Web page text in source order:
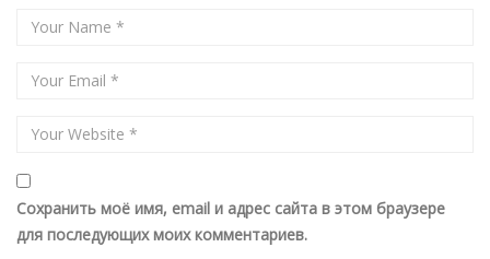
Сохранить моё имя, email и адрес сайта в этом браузере
для последующих моих комментариев.